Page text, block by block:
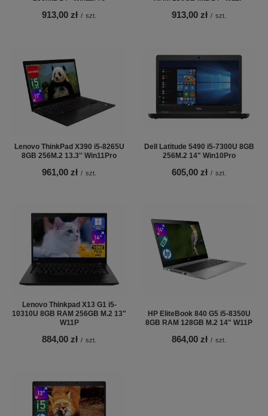
913,00 zł / szt. 913,00 zł / szt.
Lenovo ThinkPad X390 i5-8265U
8GB 256M.2 13.3'' Win11Pro
961,00 zł / szt.
Dell Latitude 5490 i5-7300U 8GB
256M.2 14" Win10Pro
605,00 zł / szt.
Lenovo Thinkpad X13 G1 i5-
10310U 8GB RAM 256GB M.2 13"
W11P
884,00 zł / szt.
HP EliteBook 840 G5 i5-8350U
8GB RAM 128GB M.2 14" W11P
864,00 zł / szt.